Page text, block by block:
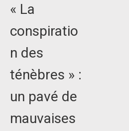
« La
conspiratio
n des
ténèbres » :
un pavé de
mauvaises